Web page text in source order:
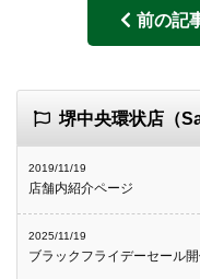
前の記
堺中央環状店（
2019/11/19
店舗内紹介ページ
2025/11/19
ブラックフライデーセール開